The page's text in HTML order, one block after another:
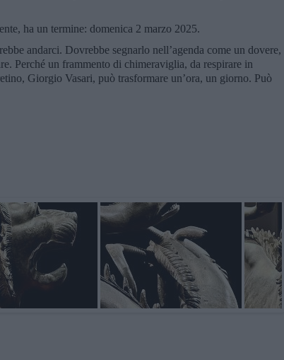
ha un termine: domenica 2 marzo 2025.
andarci. Dovrebbe segnarlo nell’agenda come un dovere,
Perché un frammento di chimeraviglia, da respirare in
Giorgio Vasari, può trasformare un’ora, un giorno. Può